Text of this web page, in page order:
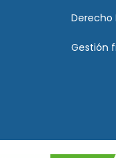
Derecho
Gestión